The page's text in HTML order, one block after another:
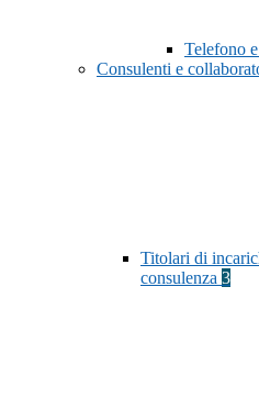
Telefono
Consulenti e
Titolari di
consulenza 3